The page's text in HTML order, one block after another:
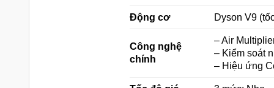
Động cơ Dyson V9
Công nghệ
chính
– Air
– Kiểm soát
– Hiệu ứng